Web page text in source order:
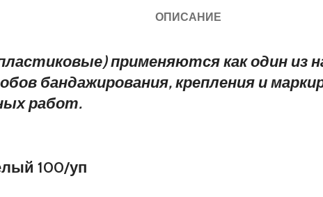
ОПИСАНИЕ
применяются как один из
бандажирования, крепления и
работ.
100/уп